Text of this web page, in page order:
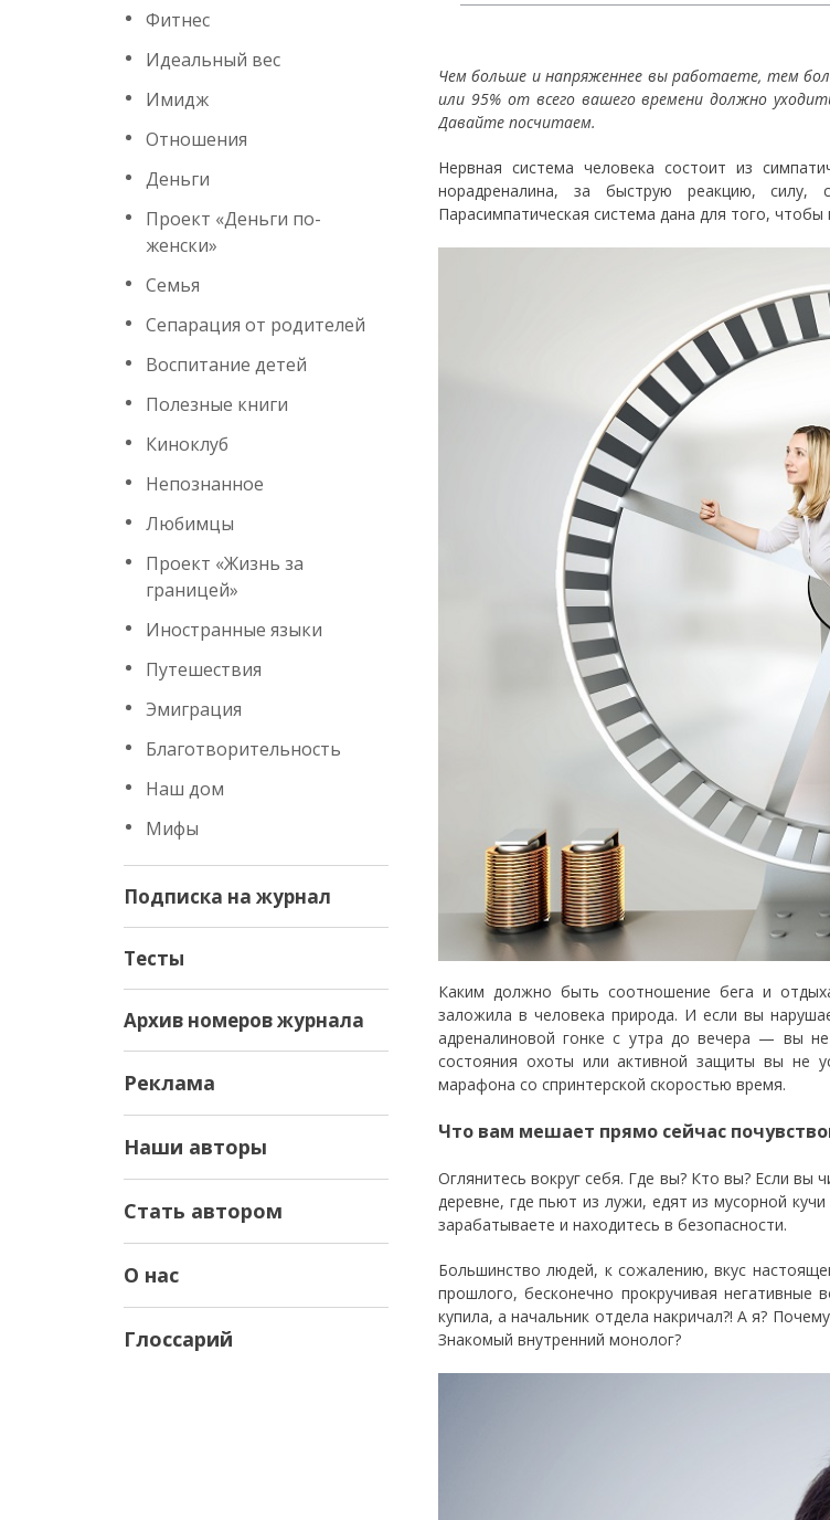
Фитнес
Идеальный вес
Имидж
Отношения
Деньги
Проект «Деньги по-
женски»
Семья
Сепарация от родителей
Воспитание детей
Полезные книги
Киноклуб
Непознанное
Любимцы
Проект «Жизнь за
границей»
Иностранные языки
Путешествия
Эмиграция
Благотворительность
Наш дом
Мифы
Подписка на журнал
Тесты
Архив номеров журнала
Реклама
Наши авторы
Стать автором
О нас
Глоссарий
Чем больше и напряженнее вы работаете, тем
или 95% от всего вашего времени должно
Давайте посчитаем.
Нервная система человека состоит из
норадреналина, за быструю реакцию,
Парасимпатическая система дана для того,
Каким должно быть соотношение бега и
заложила в человека природа. И если вы
адреналиновой гонке с утра до вечера — вы
состояния охоты или активной защиты вы не
марафона со спринтерской скоростью время.
Что вам мешает прямо сейчас
Оглянитесь вокруг себя. Где вы? Кто вы? Если вы
деревне, где пьют из лужи, едят из мусорной
зарабатываете и находитесь в безопасности.
Большинство людей, к сожалению, вкус
прошлого, бесконечно прокручивая
купила, а начальник отдела накричал?! А я?
Знакомый внутренний монолог?